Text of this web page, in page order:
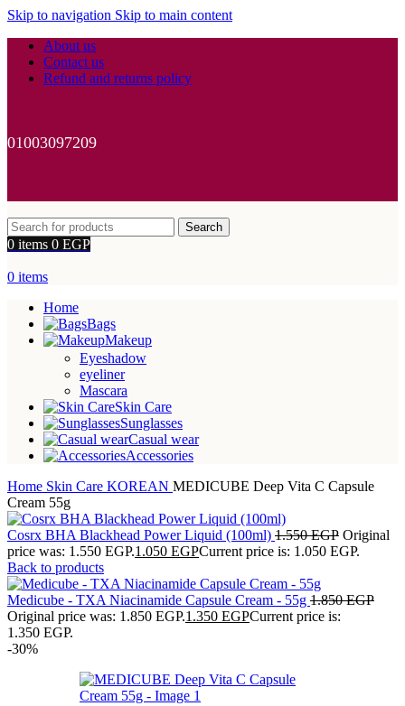
Skip to navigation Skip to main content
About us
Contact us
Refund and returns policy
01003097209
Search
0 items 0 EGP
0 items
Home
Bags
Makeup
Eyeshadow
eyeliner
Mascara
Skin Care
Sunglasses
Casual wear
Accessories
Home Skin Care KOREAN MEDICUBE Deep Vita C Capsule
Cream 55g
Cosrx BHA Blackhead Power Liquid (100ml) 1.550EGP Original
price was: 1.550 EGP.1.050 EGPCurrent price is: 1.050 EGP.
Back to products
Medicube - TXA Niacinamide Capsule Cream - 55g 1.850EGP
Original price was: 1.850 EGP.1.350 EGPCurrent price is:
1.350 EGP.
-30%